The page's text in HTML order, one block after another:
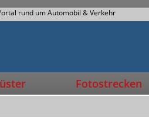
rund um Automobil & Verkehr
Fotostrecken